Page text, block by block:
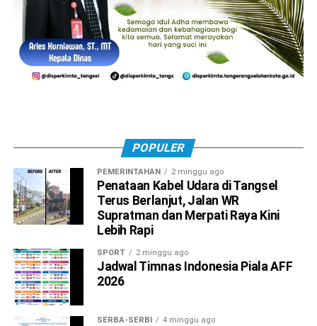
POPULER
PEMERINTAHAN 2 minggu ago
Penataan Kabel Udara di Tangsel
Terus Berlanjut, Jalan WR
Supratman dan Merpati Raya Kini
Lebih Rapi
SPORT 2 minggu ago
Jadwal Timnas Indonesia Piala AFF
2026
SERBA-SERBI 4 minggu ago